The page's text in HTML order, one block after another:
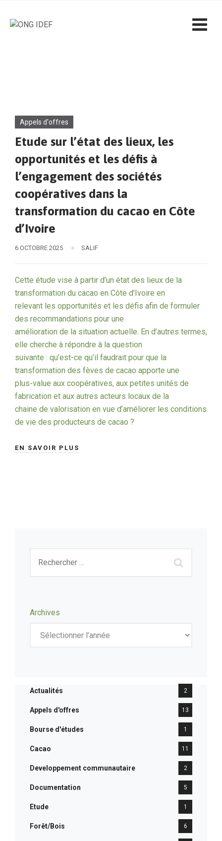
Appels d'offres
Etude sur l’état des lieux, les
opportunités et les défis à
l’engagement des sociétés
coopératives dans la
transformation du cacao en Côte
d’Ivoire
6 OCTOBRE 2025 SALIF
Cette étude vise à partir d’un état des lieux de la
transformation du cacao en Côte d’Ivoire en
relevant les opportunités et les défis afin de formuler
des recommandations pour une
amélioration de la situation actuelle. En d’autres termes,
elle cherche à répondre à la question
suivante : qu’est-ce qu’il faudrait pour que la
transformation des fèves de cacao apporte une
plus-value aux coopératives, aux petites unités de
fabrication et aux autres acteurs locaux de la
chaine de valorisation en vue d’améliorer les conditions
de vie des producteurs de cacao ?
EN SAVOIR PLUS
Archives
Actualités 2
Appels d'offres 13
Bourse d'études 1
Cacao 11
Developpement communautaire 2
Documentation 5
Etude 1
Forêt/Bois 6